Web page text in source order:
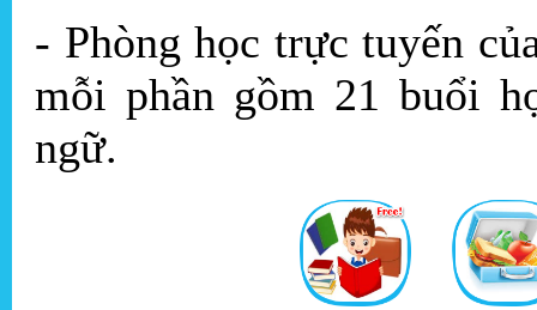
- Phòng học trực tuyến
mỗi phần gồm 21 buổi
ngữ.